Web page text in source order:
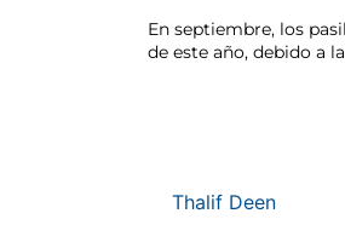
En septiembre, los
de este año, debido a
Thalif Deen